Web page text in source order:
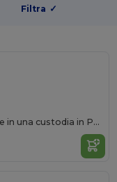
Filtra ✓
PUNK Cuffie contenute in una custodia in PVC trasparente con chiusura automatica